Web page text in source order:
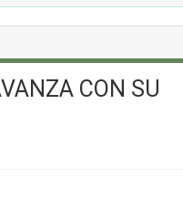
CON SU